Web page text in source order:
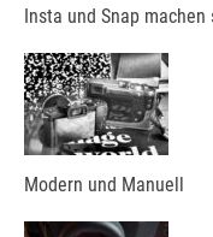
Insta und Snap
Modern und Manuell